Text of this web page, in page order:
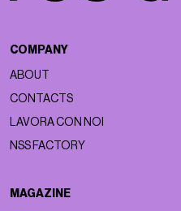
COMPANY
ABOUT
CONTACTS
LAVORA CON NOI
NSS FACTORY
MAGAZINE